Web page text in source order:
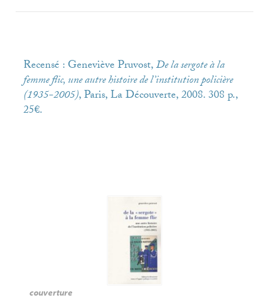
Recensé : Geneviève Pruvost,De la sergote à la
femme flic, une autre histoire de l’institution policière
(1935-2005), Paris, La Découverte, 2008. 308 p.,
25€.
couverture